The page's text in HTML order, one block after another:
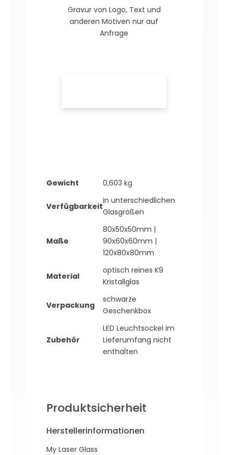
Gravur von Logo, Text und
anderen Motiven nur auf
Anfrage
Gewicht 0,603 kg
Verfügbarkeit
in unterschiedlichen
Glasgrößen
Maße
80x50x50mm |
90x60x60mm |
120x80x80mm
Material
optisch reines K9
Kristallglas
Verpackung
schwarze
Geschenkbox
Zubehör
LED Leuchtsockel im
Lieferumfang nicht
enthalten
Produktsicherheit
Herstellerinformationen
My Laser Glass